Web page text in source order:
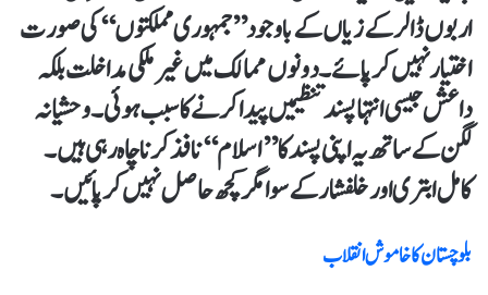
اربوں ڈالر کے زیاں کے باوجود ’’جمہوری مملکتوں‘‘ کی صورت
اختیار نہیں کر پائے۔ دونوں ممالک میں غیر ملکی مداخلت بلکہ
داعش جیسی انتہا پسند تنظیمیں پیدا کرنے کا سبب ہوئی۔ وحشیانہ
لگن کے ساتھ یہ اپنی پسند کا ’’اسلام‘‘ نافذ کرنا چاہ رہی ہیں۔
کامل ابتری اور خلفشار کے سوا مگر کچھ حاصل نہیں کر پائیں۔
بلوچستان کا خاموش انقلاب